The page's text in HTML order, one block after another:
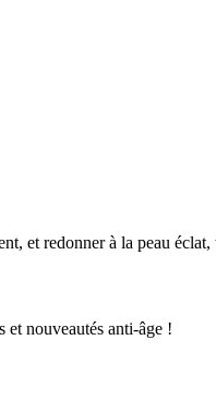
et redonner à la peau
et nouveautés anti-âge !